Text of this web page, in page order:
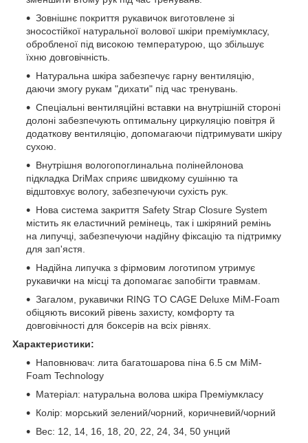
Зовнішнє покриття рукавичок виготовлене зі
зносостійкої натуральної волової шкіри преміумкласу,
обробленої під високою температурою, що збільшує
їхню довговічність.
Натуральна шкіра забезпечує гарну вентиляцію,
даючи змогу рукам "дихати" під час тренувань.
Спеціальні вентиляційні вставки на внутрішній стороні
долоні забезпечують оптимальну циркуляцію повітря й
додаткову вентиляцію, допомагаючи підтримувати шкіру
сухою.
Внутрішня вологопоглинальна полінейлонова
підкладка DriMax сприяє швидкому сушінню та
відштовхує вологу, забезпечуючи сухість рук.
Нова система закриття Safety Strap Closure System
містить як еластичний ремінець, так і шкіряний ремінь
на липучці, забезпечуючи надійну фіксацію та підтримку
для зап'ястя.
Надійна липучка з фірмовим логотипом утримує
рукавички на місці та допомагає запобігти травмам.
Загалом, рукавички RING TO CAGE Deluxe MiM-Foam
обіцяють високий рівень захисту, комфорту та
довговічності для боксерів на всіх рівнях.
Характеристики:
Наповнювач: лита багатошарова піна 6.5 см MiM-
Foam Technology
Матеріал: натуральна волова шкіра Преміумкласу
Колір: морський зелений/чорний, коричневий/чорний
Вес: 12, 14, 16, 18, 20, 22, 24, 34, 50 унций